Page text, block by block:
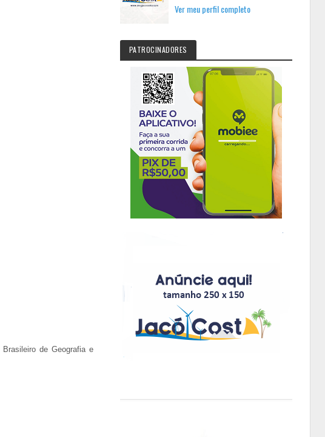
de Geografia e
Ver meu perfil completo
PATROCINADORES